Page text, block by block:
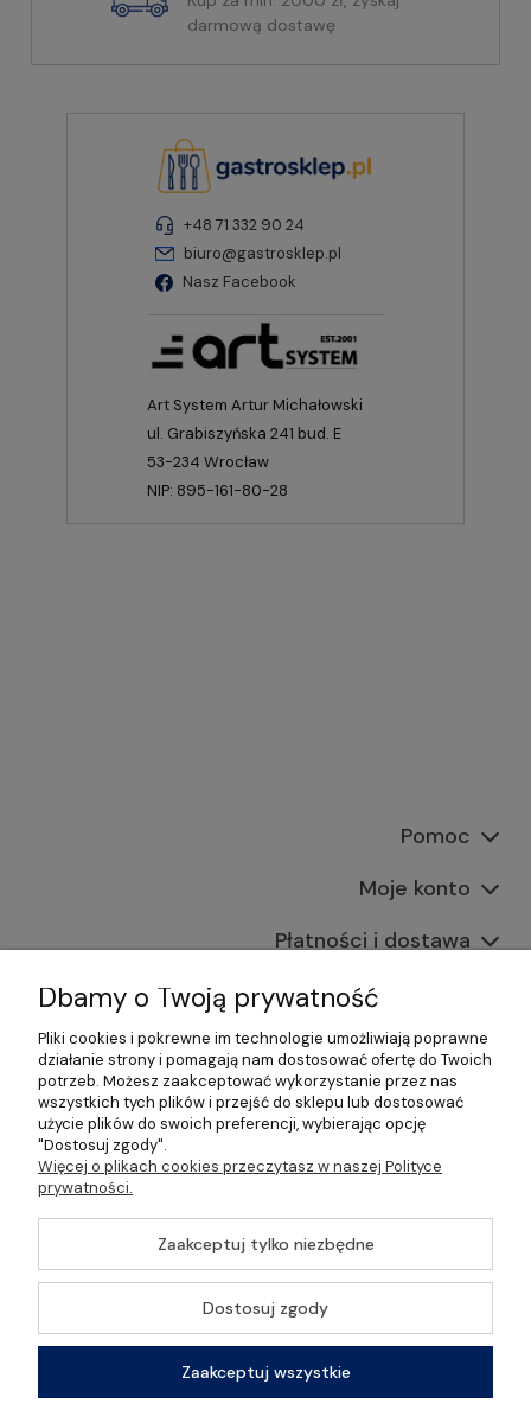
darmową dostawę
+48 71 332 90 24
biuro@gastrosklep.pl
Nasz Facebook
Art System Artur Michałowski
ul. Grabiszyńska 241 bud. E
53-234 Wrocław
NIP: 895-161-80-28
Pomoc
Moje konto
Płatności i dostawa
Informacje
O nas
©2026 Wszelkie Prawa Zastrzeżone | Gastrosklep |
Wyposażenie gastronomii, restauracji oraz barów
Szablon Master byEcommercy
Pokaż pełną wersję strony
Sklep internetowy Shoper Premium
Dbamy o Twoją prywatność
Pliki cookies i pokrewne im technologie umożliwiają poprawne
działanie strony i pomagają nam dostosować ofertę do Twoich
potrzeb. Możesz zaakceptować wykorzystanie przez nas
wszystkich tych plików i przejść do sklepu lub dostosować
użycie plików do swoich preferencji, wybierając opcję
"Dostosuj zgody".
Więcej o plikach cookies przeczytasz w naszej Polityce
prywatności.
Zaakceptuj tylko niezbędne
Dostosuj zgody
Zaakceptuj wszystkie